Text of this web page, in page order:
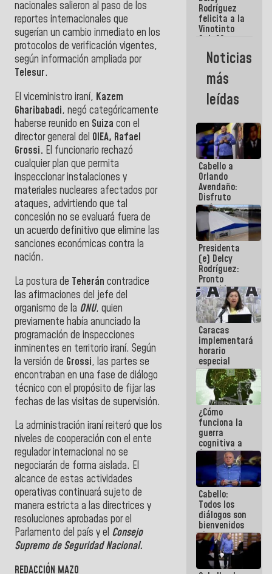
nacionales salieron al paso de los
reportes internacionales que
sugerían un cambio inmediato en los
protocolos de verificación vigentes,
según información ampliada por
Telesur.
El viceministro iraní, Kazem
Gharibabadi, negó categóricamente
haberse reunido en Suiza con el
director general del OIEA, Rafael
Grossi. El funcionario rechazó
cualquier plan que permita
inspeccionar instalaciones y
materiales nucleares afectados por
ataques, advirtiendo que tal
concesión no se evaluará fuera de
un acuerdo definitivo que elimine las
sanciones económicas contra la
nación.
La postura de Teherán contradice
las afirmaciones del jefe del
organismo de la ONU, quien
previamente había anunciado la
programación de inspecciones
inminentes en territorio iraní. Según
la versión de Grossi, las partes se
encontraban en una fase de diálogo
técnico con el propósito de fijar las
fechas de las visitas de supervisión.
La administración iraní reiteró que los
niveles de cooperación con el ente
regulador internacional no se
negociarán de forma aislada. El
alcance de estas actividades
operativas continuará sujeto de
manera estricta a las directrices y
resoluciones aprobadas por el
Parlamento del país y el Consejo
Supremo de Seguridad Nacional.
REDACCIÓN MAZO
Internacional
de
Maiquetía
Rodríguez
felicita a la
Vinotinto
Sub 20
campeona
frente
México Sub
23 en los
Centroamericanos
Noticias
más
leídas
Cabello a
Orlando
Avendaño:
Disfruto
cada vez
que escribes
porque lo
que haces
es
embarrarla
Presidenta
(e) Delcy
Rodríguez:
Pronto
restableceremos
las
operaciones
en el
Aeropuerto
Internacional
de
Maiquetía
Caracas
implementará
horario
especial
para
adaptarse
al plan de
ahorro
energético
¿Cómo
funciona la
guerra
cognitiva a
favor de la
narrativa
hegemónica?
(1)
Cabello:
Todos los
diálogos son
bienvenidos
siempre que
estén en el
marco de la
Constitución